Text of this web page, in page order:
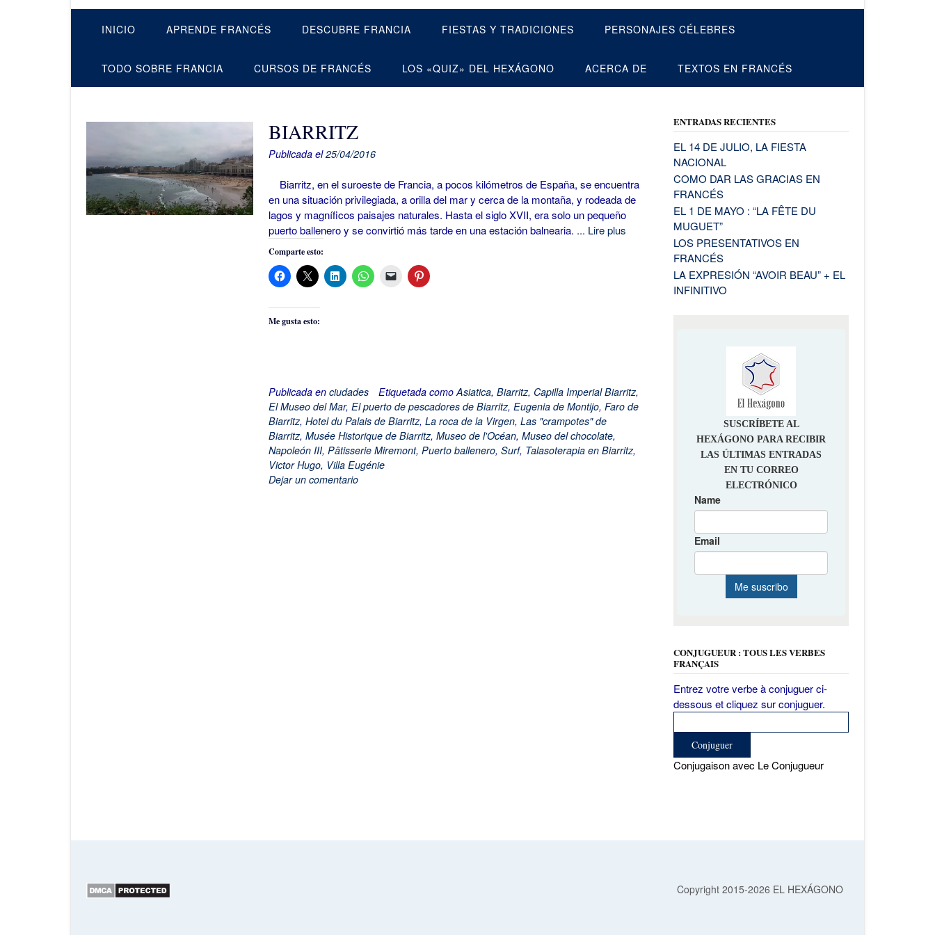
INICIO APRENDE FRANCÉS DESCUBRE FRANCIA FIESTAS Y TRADICIONES PERSONAJES CÉLEBRES
TODO SOBRE FRANCIA CURSOS DE FRANCÉS LOS «QUIZ» DEL HEXÁGONO ACERCA DE TEXTOS EN FRANCÉS
BIARRITZ
Publicada el25/04/2016
Biarritz, en el suroeste de Francia, a pocos kilómetros de España, se encuentra
en una situación privilegiada, a orilla del mar y cerca de la montaña, y rodeada de
lagos y magníficos paisajes naturales. Hasta el siglo XVII, era solo un pequeño
puerto ballenero y se convirtió más tarde en una estación balnearia. ... Lire plus
Comparte esto:
Me gusta esto:
Publicada en ciudades Etiquetada comoAsiatica, Biarritz, Capilla Imperial Biarritz,
El Museo del Mar, El puerto de pescadores de Biarritz, Eugenia de Montijo, Faro de
Biarritz, Hotel du Palais de Biarritz, La roca de la Virgen, Las "crampotes" de
Biarritz, Musée Historique de Biarritz, Museo de l'Océan, Museo del chocolate,
Napoleón III, Pâtisserie Miremont, Puerto ballenero, Surf, Talasoterapia en Biarritz,
Victor Hugo, Villa Eugénie
Dejar un comentario
ENTRADAS RECIENTES
EL 14 DE JULIO, LA FIESTA
NACIONAL
COMO DAR LAS GRACIAS EN
FRANCÉS
EL 1 DE MAYO : “LA FÊTE DU
MUGUET”
LOS PRESENTATIVOS EN
FRANCÉS
LA EXPRESIÓN “AVOIR BEAU” + EL
INFINITIVO
CONJUGUEUR : TOUS LES VERBES
FRANÇAIS
Entrez votre verbe à conjuguer ci-
dessous et cliquez sur conjuguer.
Conjugaison avec Le Conjugueur
Copyright 2015-2026 EL HEXÁGONO